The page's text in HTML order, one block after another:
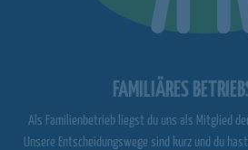
FAMILIÄRES
Als Familienbetrieb liegst du uns als Mitglied
Unsere Entscheidungswege sind kurz und du